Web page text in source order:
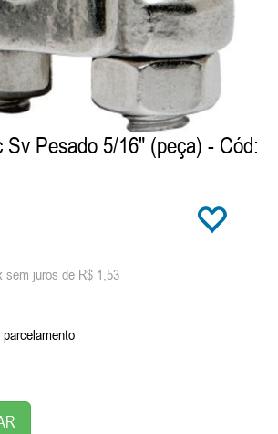
Sv Pesado 5/16" (peça) - Cód:
sem juros de R$ 1,53